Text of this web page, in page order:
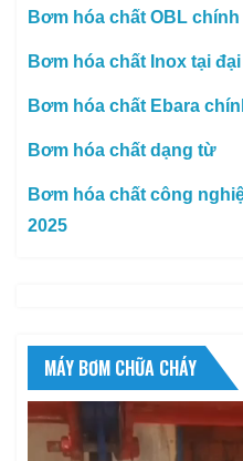
Bơm hóa chất OBL
Bơm hóa chất Inox tại
Bơm hóa chất Ebara
Bơm hóa chất dạng từ
Bơm hóa chất công
2025
MÁY BƠM CHỮA CHÁY
Trình
chơi